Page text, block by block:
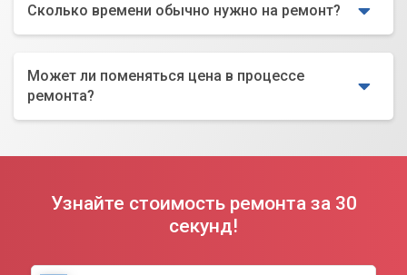
Сколько времени обычно нужно на ремонт?
Может ли поменяться цена в процессе
ремонта?
Узнайте стоимость ремонта за 30
секунд!